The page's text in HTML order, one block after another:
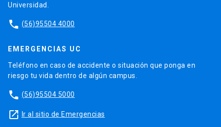
Universidad.
phone (56)95504 4000
EMERGENCIAS UC
Teléfono en caso de accidente o situación que ponga en
riesgo tu vida dentro de algún campus.
phone (56)95504 5000
launch Ir al sitio de Emergencias